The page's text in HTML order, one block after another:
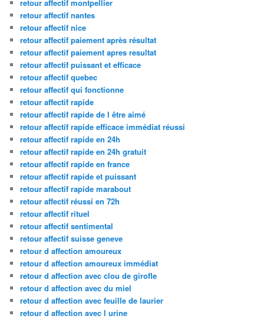
retour affectif montpellier
retour affectif nantes
retour affectif nice
retour affectif paiement après résultat
retour affectif paiement apres resultat
retour affectif puissant et efficace
retour affectif quebec
retour affectif qui fonctionne
retour affectif rapide
retour affectif rapide de l être aimé
retour affectif rapide efficace immédiat réussi
retour affectif rapide en 24h
retour affectif rapide en 24h gratuit
retour affectif rapide en france
retour affectif rapide et puissant
retour affectif rapide marabout
retour affectif réussi en 72h
retour affectif rituel
retour affectif sentimental
retour affectif suisse geneve
retour d affection amoureux
retour d affection amoureux immédiat
retour d affection avec clou de girofle
retour d affection avec du miel
retour d affection avec feuille de laurier
retour d affection avec l urine